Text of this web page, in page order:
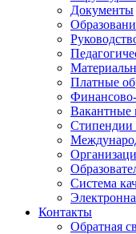
Документы
Платные
Финансово-
Вакантные
Стипендии
Система
Контакты
Обратная